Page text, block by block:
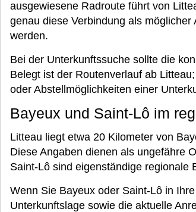
ausgewiesene Radroute führt von
genau diese Verbindung als
werden.
Bei der Unterkunftssuche sollte die
Belegt ist der Routenverlauf ab
oder Abstellmöglichkeiten einer
Bayeux und Saint-Lô im
Litteau liegt etwa 20 Kilometer von
Diese Angaben dienen als ungefähre
Saint-Lô sind eigenständige regionale
Wenn Sie Bayeux oder Saint-Lô in
Unterkunftslage sowie die aktuelle